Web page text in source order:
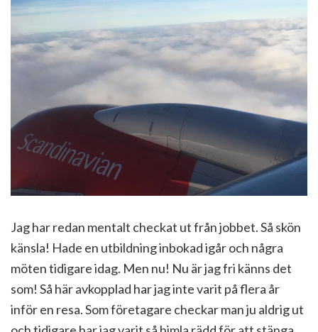
Jag har redan mentalt checkat ut från jobbet. Så skön
känsla! Hade en utbildning inbokad igår och några
möten tidigare idag. Men nu! Nu är jag fri känns det
som! Så här avkopplad har jag inte varit på flera år
inför en resa. Som företagare checkar man ju aldrig ut